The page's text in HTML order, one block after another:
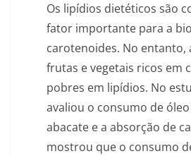
Os lipídios dietéticos são
fator importante para a
carotenoides. No entanto,
frutas e vegetais ricos em
pobres em lipídios. No
avaliou o consumo de
abacate e a absorção de
mostrou que o consumo